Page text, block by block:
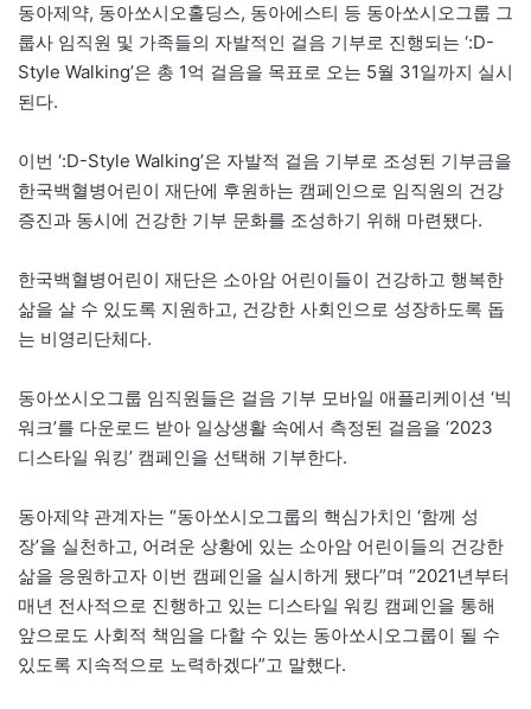
동아제약, 동아쏘시오홀딩스, 동아에스티 등 동아쏘시오그룹 그
룹사 임직원 및 가족들의 자발적인 걸음 기부로 진행되는 ‘:D-
Style Walking’은 총 1억 걸음을 목표로 오는 5월 31일까지 실시
된다.
이번 ‘:D-Style Walking’은 자발적 걸음 기부로 조성된 기부금을
한국백혈병어린이 재단에 후원하는 캠페인으로 임직원의 건강
증진과 동시에 건강한 기부 문화를 조성하기 위해 마련됐다.
한국백혈병어린이 재단은 소아암 어린이들이 건강하고 행복한
삶을 살 수 있도록 지원하고, 건강한 사회인으로 성장하도록 돕
는 비영리단체다.
동아쏘시오그룹 임직원들은 걸음 기부 모바일 애플리케이션 ‘빅
워크’를 다운로드 받아 일상생활 속에서 측정된 걸음을 ‘2023
디스타일 워킹’ 캠페인을 선택해 기부한다.
동아제약 관계자는 “동아쏘시오그룹의 핵심가치인 ‘함께 성
장’을 실천하고, 어려운 상황에 있는 소아암 어린이들의 건강한
삶을 응원하고자 이번 캠페인을 실시하게 됐다”며 “2021년부터
매년 전사적으로 진행하고 있는 디스타일 워킹 캠페인을 통해
앞으로도 사회적 책임을 다할 수 있는 동아쏘시오그룹이 될 수
있도록 지속적으로 노력하겠다”고 말했다.